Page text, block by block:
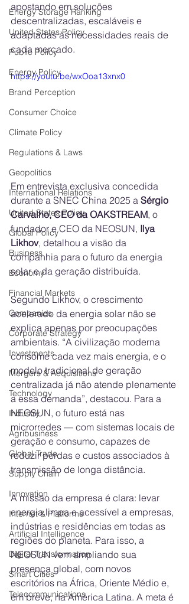
Energy Storage Ranking
United States Policy
Public Policy
Energy Policy
Brand Perception
Consumer Choice
Climate Policy
Regulations & Laws
Geopolitics
International Relations
United States Policy
Global Policy
Business
Economy
Financial Markets
Companies
Corporate Strategy
Investments
Mergers & Acquisitions
Technology
Industry
Agribusiness
Global Trade
Supply Chain
Innovation
Internet & Platforms
Artificial Intelligence
Digital Transformation
Smart Cities
Telecommunications
apostando em soluções
descentralizadas, escaláveis e
adaptadas às necessidades reais de
cada mercado.
https://youtu.be/wxOoa13xnx0
Em entrevista exclusiva concedida
durante a SNEC China 2025 a Sérgio
Carvalho, CEO da OAKSTREAM, o
fundador e CEO da NEOSUN, Ilya
Likhov, detalhou a visão da
companhia para o futuro da energia
solar e da geração distribuída.
Segundo Likhov, o crescimento
acelerado da energia solar não se
explica apenas por preocupações
ambientais. “A civilização moderna
consome cada vez mais energia, e o
modelo tradicional de geração
centralizada já não atende plenamente
a essa demanda”, destacou. Para a
NEOSUN, o futuro está nas
microrredes — com sistemas locais de
geração e consumo, capazes de
reduzir perdas e custos associados à
transmissão de longa distância.
A missão da empresa é clara: levar
energia limpa e acessível a empresas,
indústrias e residências em todas as
regiões do planeta. Para isso, a
NEOSUN vem ampliando sua
presença global, com novos
escritórios na África, Oriente Médio e,
em breve, na América Latina. A meta é